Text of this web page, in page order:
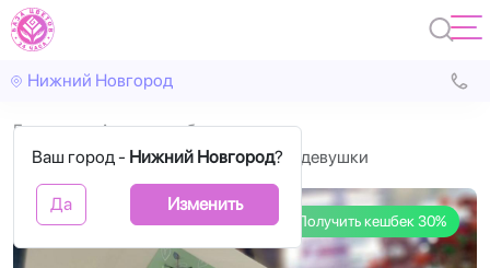
Нижний Новгород
Ваш город - Нижний Новгород?
Да Изменить
Главная
Авторские букеты
Букет с зелёными орхидеями для девушки
Получить кешбек 30%